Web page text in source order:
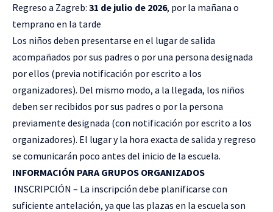
Regreso a Zagreb: 31 de julio de 2026, por la mañana o
temprano en la tarde
Los niños deben presentarse en el lugar de salida
acompañados por sus padres o por una persona designada
por ellos (previa notificación por escrito a los
organizadores). Del mismo modo, a la llegada, los niños
deben ser recibidos por sus padres o por la persona
previamente designada (con notificación por escrito a los
organizadores). El lugar y la hora exacta de salida y regreso
se comunicarán poco antes del inicio de la escuela.
INFORMACIÓN PARA GRUPOS ORGANIZADOS
INSCRIPCIÓN – La inscripción debe planificarse con
suficiente antelación, ya que las plazas en la escuela son